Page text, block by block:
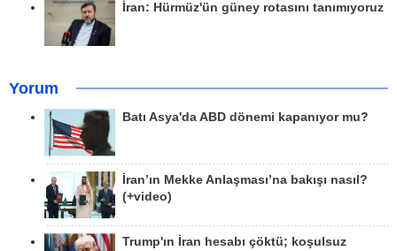
İran: Hürmüz'ün güney rotasını tanımıyoruz
Yorum
Batı Asya'da ABD dönemi kapanıyor mu?
İran’ın Mekke Anlaşması’na bakışı nasıl?
(+video)
Trump'ın İran hesabı çöktü; koşulsuz